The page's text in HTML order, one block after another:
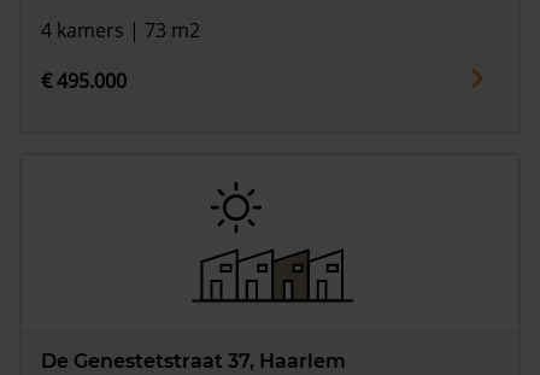
4 kamers | 73 m2
€ 495.000
De Genestetstraat 37, Haarlem